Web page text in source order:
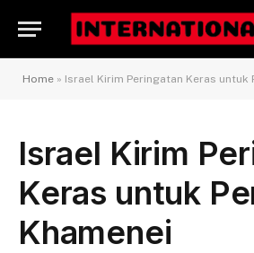
Home » Israel Kirim Peringatan Keras untuk
Israel Kirim
Keras untuk
Khamenei